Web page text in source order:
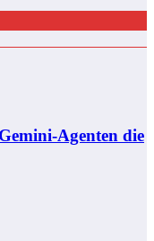
Agenten die